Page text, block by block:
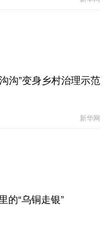
沟沟”变身乡村治理示范
新华网
的“乌铜走银”